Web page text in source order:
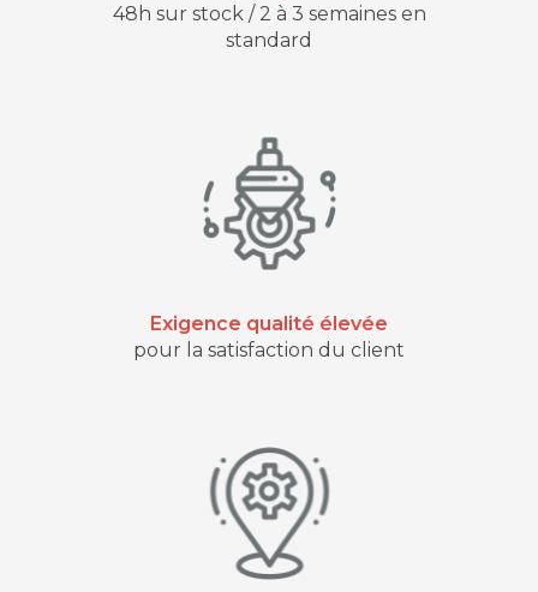
48h sur stock / 2 à 3 semaines en
standard
Exigence qualité élevée
pour la satisfaction du client